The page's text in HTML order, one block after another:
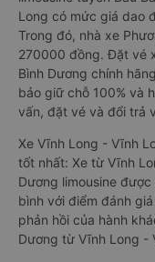
Long có mức giá dao
Trong đó, nhà xe
270000 đồng. Đặt vé
Bình Dương chính
bảo giữ chỗ 100% và
vấn, đặt vé và đổi trả
Xe Vĩnh Long - Vĩnh
tốt nhất: Xe từ Vĩnh
Dương limousine
bình với điểm đánh
phản hồi của hành
Dương từ Vĩnh Long -